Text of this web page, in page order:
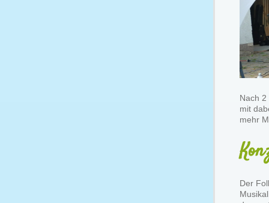
Nach
mit
mehr
Der